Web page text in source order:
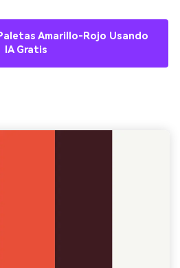
Amarillo-Rojo Usando
IA Gratis